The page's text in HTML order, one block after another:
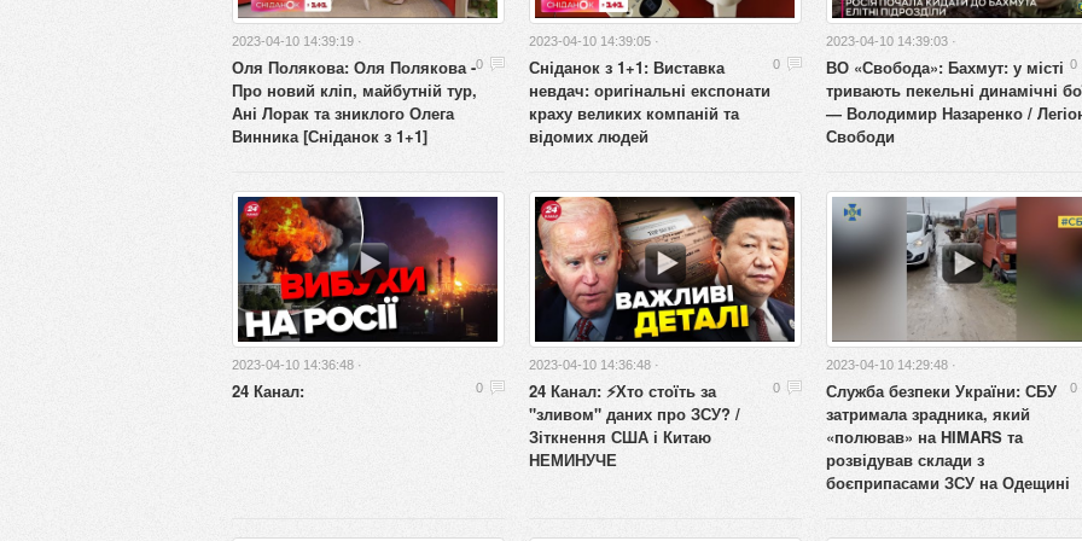
2023-04-10 14:39:19 ·
0
Оля Полякова: Оля Полякова -
Про новий кліп, майбутній тур,
Ані Лорак та зниклого Олега
Винника [Сніданок з 1+1]
2023-04-10 14:39:05 ·
0
Сніданок з 1+1: Виставка
невдач: оригінальні експонати
краху великих компаній та
відомих людей
2023-04-10 14:39:03 ·
0
ВО «Свобода»: Бахмут: у місті
тривають пекельні динамічні
— Володимир Назаренко /
Свободи
2023-04-10 14:36:48 ·
0
24 Канал:
2023-04-10 14:36:48 ·
0
24 Канал: ⚡️Хто стоїть за
"зливом" даних про ЗСУ? /
Зіткнення США і Китаю
НЕМИНУЧЕ
2023-04-10 14:29:48 ·
0
Служба безпеки України: СБУ
затримала зрадника, який
«полював» на HIMARS та
розвідував склади з
боєприпасами ЗСУ на Одещині